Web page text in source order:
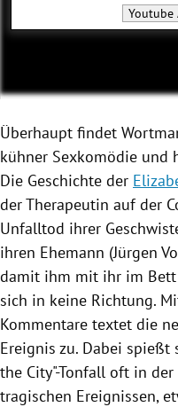
Youtube
Überhaupt findet
kühner Sexkomödie und
Die Geschichte der
der Therapeutin auf der
Unfalltod ihrer
ihren Ehemann (Jürgen
damit ihm mit ihr im
sich in keine Richtung.
Kommentare textet die
Ereignis zu. Dabei spießt
the City"-Tonfall oft in
tragischen Ereignissen,